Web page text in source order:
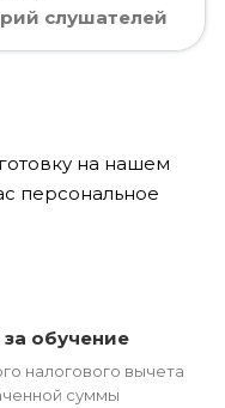
слушателей
на нашем
персональное
обучение
налогового вычета
суммы